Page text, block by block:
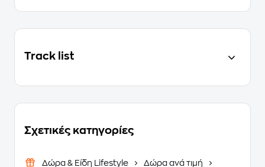
Track list
Σχετικές κατηγορίες
Δώρα & Είδη Lifestyle
Δώρα ανά τιμή